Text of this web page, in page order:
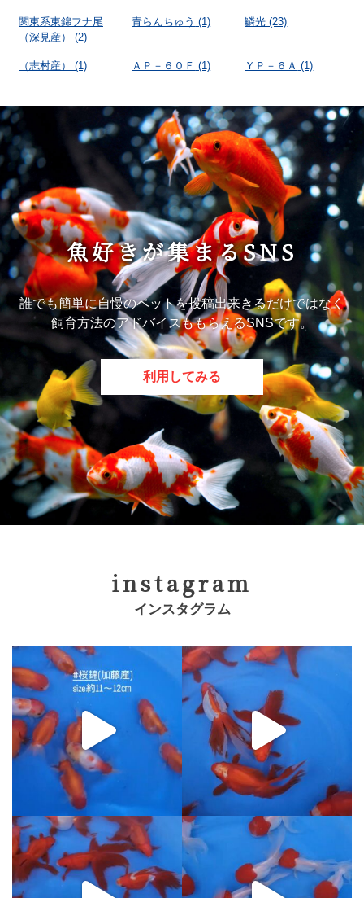
関東系東錦フナ尾
（深見産）
(2)
青らんちゅう (1) 鱗光 (23)
（志村産） (1) ＡＰ－６０Ｆ (1) ＹＰ－６Ａ (1)
魚好きが集まるSNS
誰でも簡単に自慢のペットを投稿出来きるだけではなく
飼育方法のアドバイスももらえるSNSです。
利用してみる
instagram
インスタグラム